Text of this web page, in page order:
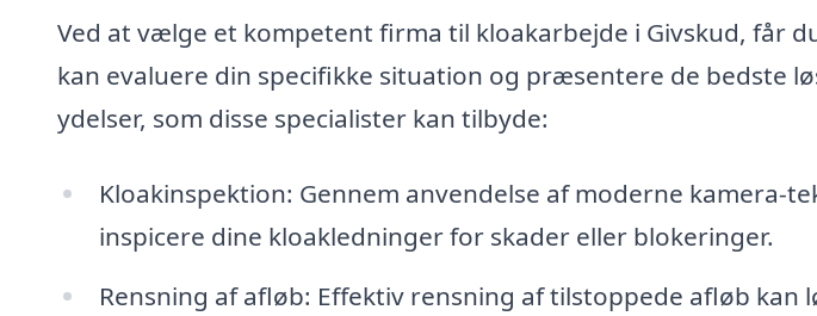
Ved at vælge et kompetent firma til kloakarbejde i Givskud, får
kan evaluere din specifikke situation og præsentere de bedste
ydelser, som disse specialister kan tilbyde:
Kloakinspektion: Gennem anvendelse af moderne kamera-
inspicere dine kloakledninger for skader eller blokeringer.
Rensning af afløb: Effektiv rensning af tilstoppede afløb kan